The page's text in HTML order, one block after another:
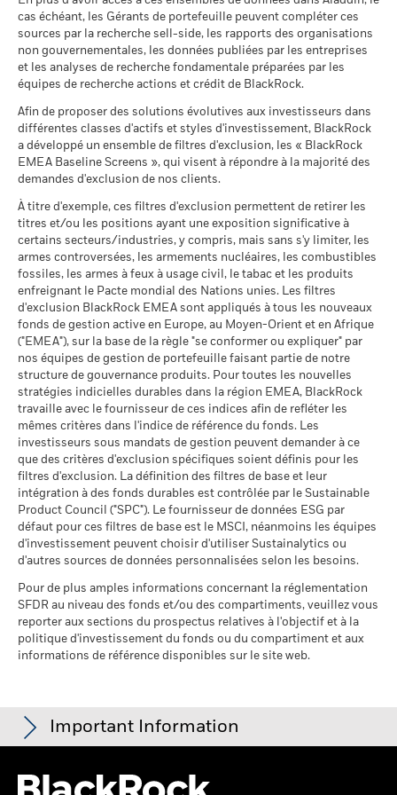
Rendement total (%)
End of interactive chart.
2021 2022 2023 2024
Rendement total
(%) HKD
12,4 13,4
La performance indiquée est calculée après déduction des
dans le calcul.
Les chiffres indiqués se rapportent aux performances
passées. Les performances passées ne sont pas un indicateur
fiable des performances futures. Les marchés pourraient
évoluer très différemment. Ceci peut vous aider à évaluer la
façon dont le fonds a été géré dans le passé
La performance est indiquée sur la base de la Valeur nette
d’inventaire (VNI), avec le revenu brut réinvesti le cas échéant.
Le rendement de votre investissement peut augmenter ou
diminuer en raison des fluctuations des devises si votre
investissement est effectué dans une devise autre que celle
utilisée dans le calcul des performances passées. Source :
Blackrock
Tension
Ce que vous pourriez obtenir après
Rendement annuel moyen
Défavorable
Ce que vous pourriez obtenir après
Rendement annuel moyen
Intermédiaire
Ce que vous pourriez obtenir après
Rendement annuel moyen
Favorable
Ce que vous pourriez obtenir après
Rendement annuel moyen
Le scénario de tension montre ce que vous pourriez obtenir
dans des situations de marché extrêmes.
au 30/juin/2026
MSCI - Armes à feu civiles
au 30/juin/2026
0,00%
MSCI - Tabac
au 30/juin/2026
MSCI - Contrevenants au
Pacte mondial des Nations
Unies
au 30/juin/2026
0,00%
MSCI - Charbon thermique
au 30/juin/2026
0,00%
MSCI - Sables bitumineux
au 30/juin/2026
0,00%
Données sur la
participation aux secteurs
d'activité
au 30/juin/2026
80,72%
Pourcentage des avoirs du
fonds à l'égard desquels
des données ne sont pas
disponibles
au 30/juin/2026
L'exposition de BlackRock aux secteurs d'activité, telle qu'elle
est indiquée ci-dessus, pour le charbon thermique et les
sables bitumineux, est calculée et déclarée pour les
entreprises qui tirent plus de 5 % de leurs revenus du
charbon thermique ou des sables bitumineux, tel que défini
par MSCI ESG Research. L’exposition aux entreprises qui
génèrent des revenus à partir du charbon thermique ou des
sables bitumineux (à un seuil de revenus de 0 %), telle que
définie par MSCI ESG Research, se répartit comme suit :
Les indicateurs de participation aux secteurs d'activité sont
calculés par BlackRock à l’aide des données de MSCI ESG
société aux différents secteurs d'activité. BlackRock s’appuie
BlackRock Global Funds - Annual report and
audited financial statements (French)
Sustainability related disclosure -
BGFCMA_AG (en)
BlackRock Global Funds - Prospectus (French
- France)
BlackRock Global Funds - Prospectus
(English)
BlackRock Global Funds - Prospectus (French
- Belgium^France)
BlackRock Global Funds - Prospectus -
Addendum (French - France)
Voir tous les documents
cas échéant, les Gérants de portefeuille peuvent compléter ces
sources par la recherche sell-side, les rapports des organisations
non gouvernementales, les données publiées par les entreprises
et les analyses de recherche fondamentale préparées par les
équipes de recherche actions et crédit de BlackRock.
Afin de proposer des solutions évolutives aux investisseurs dans
différentes classes d'actifs et styles d'investissement, BlackRock
a développé un ensemble de filtres d'exclusion, les « BlackRock
EMEA Baseline Screens », qui visent à répondre à la majorité des
demandes d'exclusion de nos clients.
À titre d'exemple, ces filtres d'exclusion permettent de retirer les
titres et/ou les positions ayant une exposition significative à
certains secteurs/industries, y compris, mais sans s'y limiter, les
armes controversées, les armements nucléaires, les combustibles
fossiles, les armes à feux à usage civil, le tabac et les produits
enfreignant le Pacte mondial des Nations unies. Les filtres
d'exclusion BlackRock EMEA sont appliqués à tous les nouveaux
fonds de gestion active en Europe, au Moyen-Orient et en Afrique
("EMEA"), sur la base de la règle "se conformer ou expliquer" par
nos équipes de gestion de portefeuille faisant partie de notre
structure de gouvernance produits. Pour toutes les nouvelles
stratégies indicielles durables dans la région EMEA, BlackRock
travaille avec le fournisseur de ces indices afin de refléter les
mêmes critères dans l'indice de référence du fonds. Les
investisseurs sous mandats de gestion peuvent demander à ce
que des critères d'exclusion spécifiques soient définis pour les
filtres d'exclusion. La définition des filtres de base et leur
intégration à des fonds durables est contrôlée par le Sustainable
Product Council ("SPC"). Le fournisseur de données ESG par
défaut pour ces filtres de base est le MSCI, néanmoins les équipes
d'investissement peuvent choisir d'utiliser Sustainalytics ou
d'autres sources de données personnalisées selon les besoins.
Pour de plus amples informations concernant la réglementation
SFDR au niveau des fonds et/ou des compartiments, veuillez vous
reporter aux sections du prospectus relatives à l'objectif et à la
politique d'investissement du fonds ou du compartiment et aux
informations de référence disponibles sur le site web.
Important Information
Pour les fonds dont l'objectif de placement comprend des critères